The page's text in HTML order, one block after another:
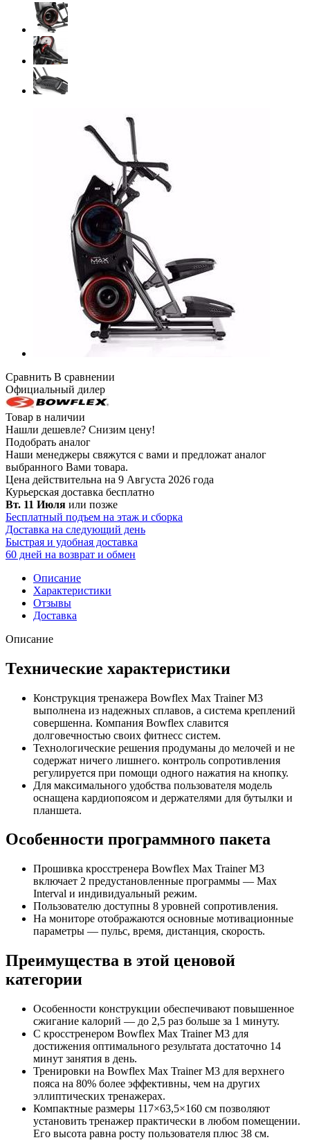
Сравнить В сравнении
Официальный дилер
Товар в наличии
Нашли дешевле? Снизим цену!
Подобрать аналог
Наши менеджеры свяжутся с вами и предложат аналог
выбранного Вами товара.
Цена действительна на 9 Августа 2026 года
Курьерская доставка бесплатно
Вт. 11 Июля или позже
Бесплатный подъем на этаж и сборка
Доставка на следующий день
Быстрая и удобная доставка
60 дней на возврат и обмен
Описание
Характеристики
Отзывы
Доставка
Описание
Технические характеристики
Конструкция тренажера Bowflex Max Trainer M3
выполнена из надежных сплавов, а система креплений
совершенна. Компания Bowflex славится
долговечностью своих фитнесс систем.
Технологические решения продуманы до мелочей и не
содержат ничего лишнего. контроль сопротивления
регулируется при помощи одного нажатия на кнопку.
Для максимального удобства пользователя модель
оснащена кардиопоясом и держателями для бутылки и
планшета.
Особенности программного пакета
Прошивка кросстренера Bowflex Max Trainer M3
включает 2 предустановленные программы — Max
Interval и индивидуальный режим.
Пользователю доступны 8 уровней сопротивления.
На мониторе отображаются основные мотивационные
параметры — пульс, время, дистанция, скорость.
Преимущества в этой ценовой
категории
Особенности конструкции обеспечивают повышенное
сжигание калорий — до 2,5 раз больше за 1 минуту.
С кросстренером Bowflex Max Trainer M3 для
достижения оптимального результата достаточно 14
минут занятия в день.
Тренировки на Bowflex Max Trainer M3 для верхнего
пояса на 80% более эффективны, чем на других
эллиптических тренажерах.
Компактные размеры 117×63,5×160 см позволяют
установить тренажер практически в любом помещении.
Его высота равна росту пользователя плюс 38 см.